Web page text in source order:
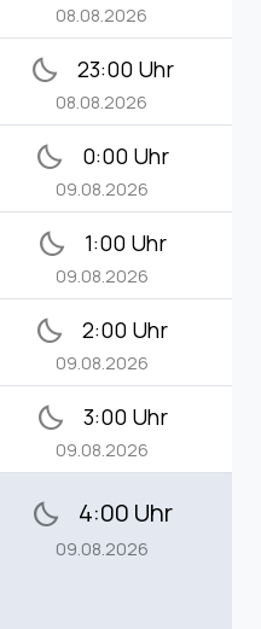
08.08.2026
bedtime 23:00 Uhr
08.08.2026
bedtime 0:00 Uhr
09.08.2026
bedtime 1:00 Uhr
09.08.2026
bedtime 2:00 Uhr
09.08.2026
bedtime 3:00 Uhr
09.08.2026
bedtime 4:00 Uhr
09.08.2026